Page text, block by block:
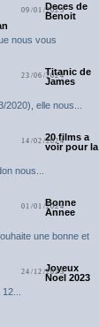
09/01/2025Deces de
Benoit
nous vous
23/06/2024Titanic de
James
elle nous...
14/02/202420 films a
voir pour la
nous...
01/01/2024
Bonne
Annee
une bonne et
24/12/2023
Joyeux
Noel 2023